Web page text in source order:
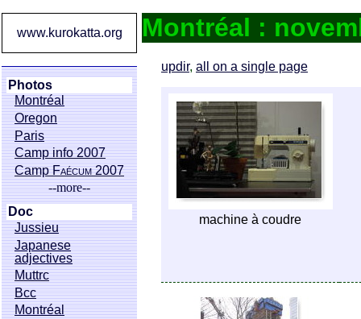
Montréal :
updir, all on a single page
machine à coudre
www.kurokatta.org
Photos
Montréal
Oregon
Paris
Camp info 2007
CampFaécum2007
--more--
Doc
Jussieu
Japanese
adjectives
Muttrc
Bcc
Montréal